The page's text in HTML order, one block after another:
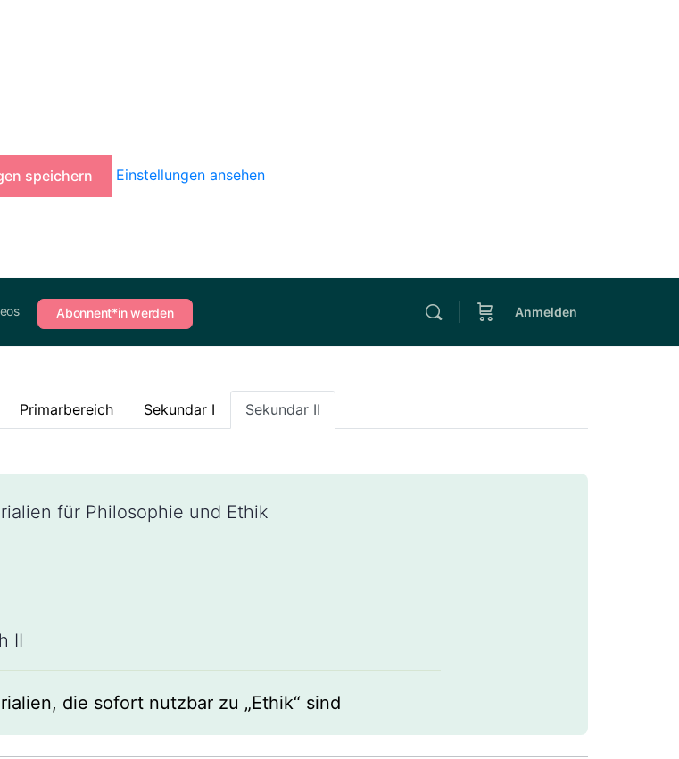
speichern
Einstellungen ansehen
Abonnent*in werden Anmelden
Primarbereich Sekundar I Sekundar II
für Philosophie und Ethik
II
die sofort nutzbar zu „Ethik“ sind